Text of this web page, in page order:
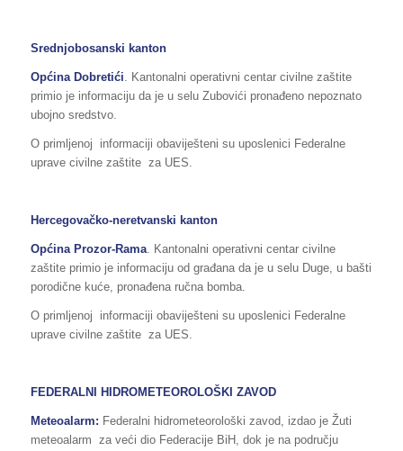
Srednjobosanski kanton
Općina Dobretići . Kantonalni operativni centar civilne zaštite
primio je informaciju da je u selu Zubovići pronađeno nepoznato
ubojno sredstvo.
O primljenoj informaciji obaviješteni su uposlenici Federalne
uprave civilne zaštite za UES.
Hercegovačko-neretvanski kanton
Općina Prozor-Rama. Kantonalni operativni centar civilne
zaštite primio je informaciju od građana da je u selu Duge, u bašti
porodične kuće, pronađena ručna bomba.
O primljenoj informaciji obaviješteni su uposlenici Federalne
uprave civilne zaštite za UES.
FEDERALNI HIDROMETEOROLOŠKI ZAVOD
Meteoalarm: Federalni hidrometeorološki zavod, izdao je Žuti
meteoalarm za veći dio Federacije BiH, dok je na području